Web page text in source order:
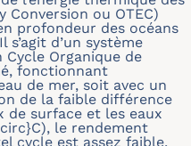
Conversion ou OTEC)
profondeur des océans
d’un système
Organique de
fonctionnant
de mer, soit avec un
de la faible différence
de surface et les eaux
le rendement
cycle est assez faible,